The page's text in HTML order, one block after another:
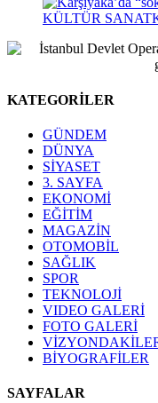
KÜLTÜR SANAT
KATEGORİLER
GÜNDEM
DÜNYA
SİYASET
3. SAYFA
EKONOMİ
EĞİTİM
MAGAZİN
OTOMOBİL
SAĞLIK
SPOR
TEKNOLOJİ
VIDEO GALERİ
FOTO GALERİ
BİYOGRAFİLER
SAYFALAR